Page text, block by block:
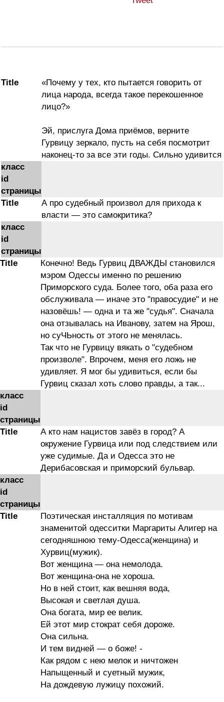
Title
«Почему у тех, кто пытается говорить от
лица народа, всегда такое перекошенное
лицо?»
Эй, прислуга Дома приёмов, верните
Гурвицу зеркало, пусть на себя посмотрит
наконец-то за все эти годы. Сильно удивится
класс
id
страницы
Title
А про судебный произвол для прихода к
власти — это самокритика?
класс
id
страницы
Title
Конечно! Ведь Гурвиц ДВАЖДЫ становился
мэром Одессы именно по решению
Приморского суда. Более того, оба раза его
обслуживала — иначе это "правосудие" и не
назовёшь! — одна и та же "судья". Сначала
она отзывалась на Иванову, затем на Ярош,
но суЧЬность от этого не менялась.
Так что не Гурвицу вякать о "судебном
произволе". Впрочем, меня его ложь не
удивляет. Я мог бы удивиться, если бы
Гурвиц сказал хоть слово правды, а так...
класс
id
страницы
Title
А кто нам нацистов завёз в город? А
окружение Гурвица или под следствием или
уже судимые. Да и Одесса это не
Дерибасовская и приморский бульвар.
класс
id
страницы
Title
Поэтическая инсталляция по мотивам
знаменитой одесситки Маргариты Алигер на
сегодняшнюю тему-Одесса(женщина) и
Хурвиц(мужик).
Вот женщина — она немолода.
Вот женщина-она не хороша.
Но в ней стоит, как вешняя вода,
Высокая и светлая душа.
Она богата, мир ее велик.
Ей этот мир стократ себя дороже.
Она сильна.
И тем видней — о боже! -
Как рядом с нею мелок и ничтожен
Напыщенный и суетный мужик,
На дождевую лужицу похожий.